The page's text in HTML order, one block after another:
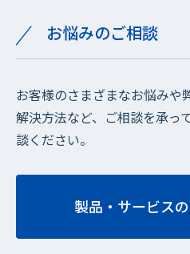
お悩みのご相談
お客様のさまざまなお悩みや
解決方法など、ご相談を承っ
談ください。
製品・サービス